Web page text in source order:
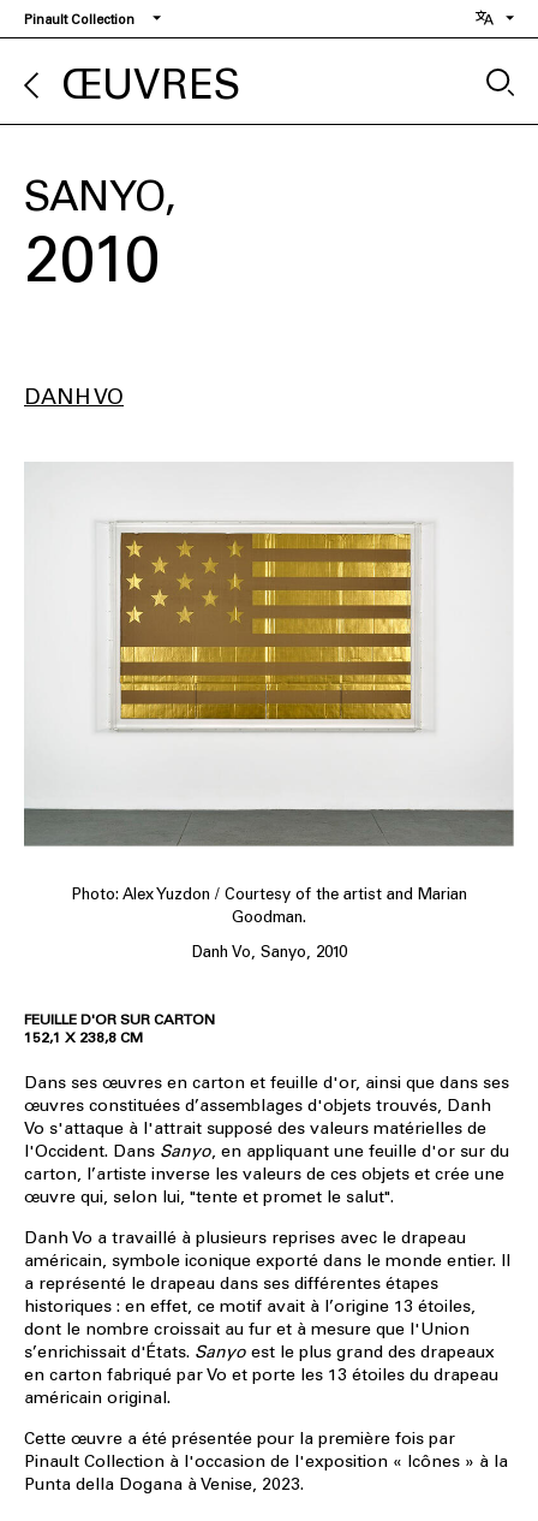
Aller
au
contenu
principal
Pinault Collection
ŒUVRES
SANYO
2010
DANH VO
Photo: Alex Yuzdon / Courtesy of the artist and Marian
Goodman.
Danh Vo, Sanyo, 2010
FEUILLE D'OR SUR CARTON
152,1 X 238,8 CM
Dans ses œuvres en carton et feuille d'or, ainsi que dans ses
œuvres constituées d’assemblages d'objets trouvés, Danh
Vo s'attaque à l'attrait supposé des valeurs matérielles de
l'Occident. Dans Sanyo, en appliquant une feuille d'or sur du
carton, l’artiste inverse les valeurs de ces objets et crée une
œuvre qui, selon lui, "tente et promet le salut".
Danh Vo a travaillé à plusieurs reprises avec le drapeau
américain, symbole iconique exporté dans le monde entier. Il
a représenté le drapeau dans ses différentes étapes
historiques : en effet, ce motif avait à l’origine 13 étoiles,
dont le nombre croissait au fur et à mesure que l'Union
s’enrichissait d'États. Sanyo est le plus grand des drapeaux
en carton fabriqué par Vo et porte les 13 étoiles du drapeau
américain original.
Cette œuvre a été présentée pour la première fois par
Pinault Collection à l'occasion de l'exposition « Icônes » à la
Punta della Dogana à Venise, 2023.